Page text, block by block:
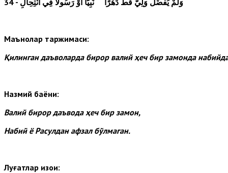
Маънолар таржимаси:
Қилинган даъволарда бирор валий ҳеч бир замонда
Назмий баёни:
Валий бирор даъвода ҳеч бир замон,
Набий ё Расулдан афзал бўлмаган.
Луғатлар изоҳи: